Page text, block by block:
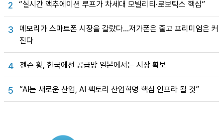
2 “실시간 액추에이션 루프가 차세대 모빌리티·로보틱스 핵심”
3
메모리가 스마트폰 시장을 갈랐다…저가폰은 줄고 프리미엄은 커
진다
4 젠슨 황, 한국에선 공급망 일본에서는 시장 확보
5 “AI는 새로운 산업, AI 팩토리 산업혁명 핵심 인프라 될 것”